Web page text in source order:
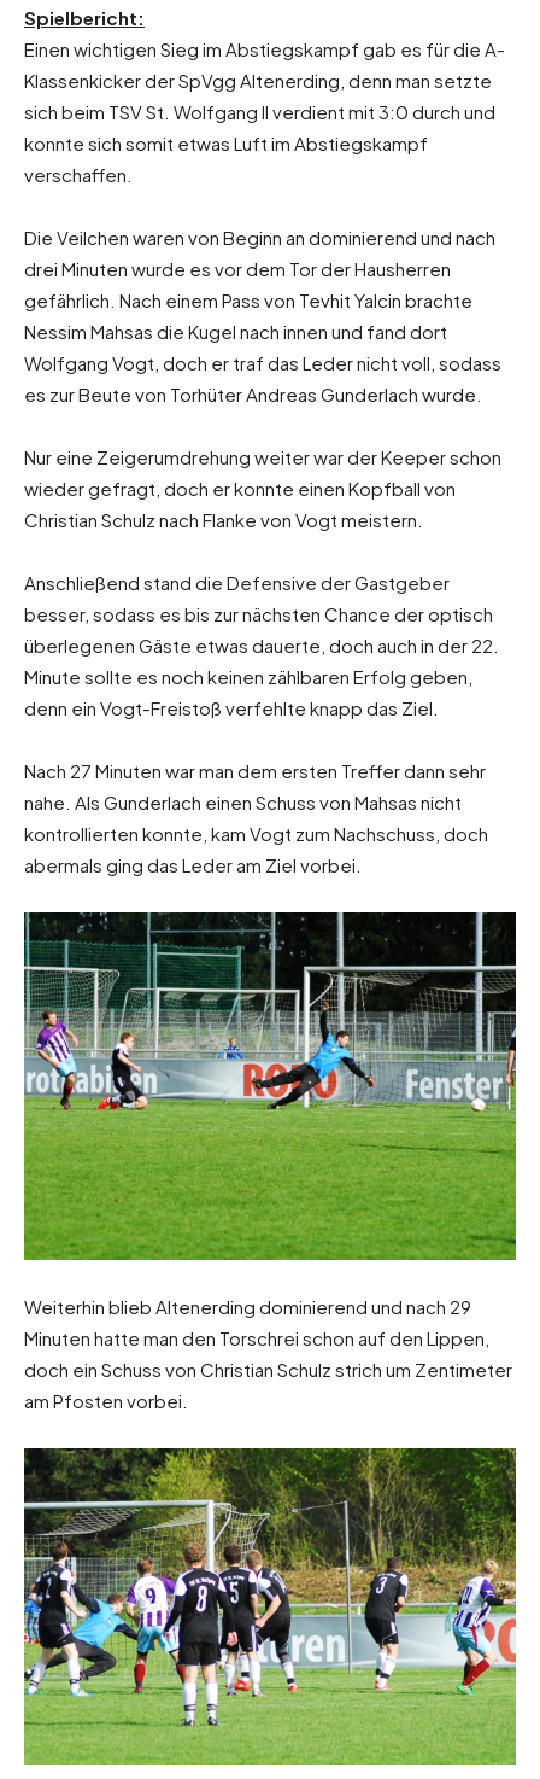
Spielbericht:
Einen wichtigen Sieg im Abstiegskampf gab es für die A-
Klassenkicker der SpVgg Altenerding, denn man setzte
sich beim TSV St. Wolfgang II verdient mit 3:0 durch und
konnte sich somit etwas Luft im Abstiegskampf
verschaffen.
Die Veilchen waren von Beginn an dominierend und nach
drei Minuten wurde es vor dem Tor der Hausherren
gefährlich. Nach einem Pass von Tevhit Yalcin brachte
Nessim Mahsas die Kugel nach innen und fand dort
Wolfgang Vogt, doch er traf das Leder nicht voll, sodass
es zur Beute von Torhüter Andreas Gunderlach wurde.
Nur eine Zeigerumdrehung weiter war der Keeper schon
wieder gefragt, doch er konnte einen Kopfball von
Christian Schulz nach Flanke von Vogt meistern.
Anschließend stand die Defensive der Gastgeber
besser, sodass es bis zur nächsten Chance der optisch
überlegenen Gäste etwas dauerte, doch auch in der 22.
Minute sollte es noch keinen zählbaren Erfolg geben,
denn ein Vogt-Freistoß verfehlte knapp das Ziel.
Nach 27 Minuten war man dem ersten Treffer dann sehr
nahe. Als Gunderlach einen Schuss von Mahsas nicht
kontrollierten konnte, kam Vogt zum Nachschuss, doch
abermals ging das Leder am Ziel vorbei.
Weiterhin blieb Altenerding dominierend und nach 29
Minuten hatte man den Torschrei schon auf den Lippen,
doch ein Schuss von Christian Schulz strich um Zentimeter
am Pfosten vorbei.